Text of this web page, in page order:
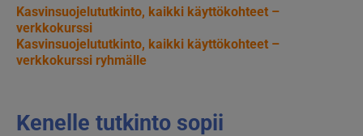
Kasvinsuojelututkinto, kaikki käyttökohteet –
verkkokurssi
Kasvinsuojelututkinto, kaikki käyttökohteet –
verkkokurssi ryhmälle
Kenelle tutkinto sopii